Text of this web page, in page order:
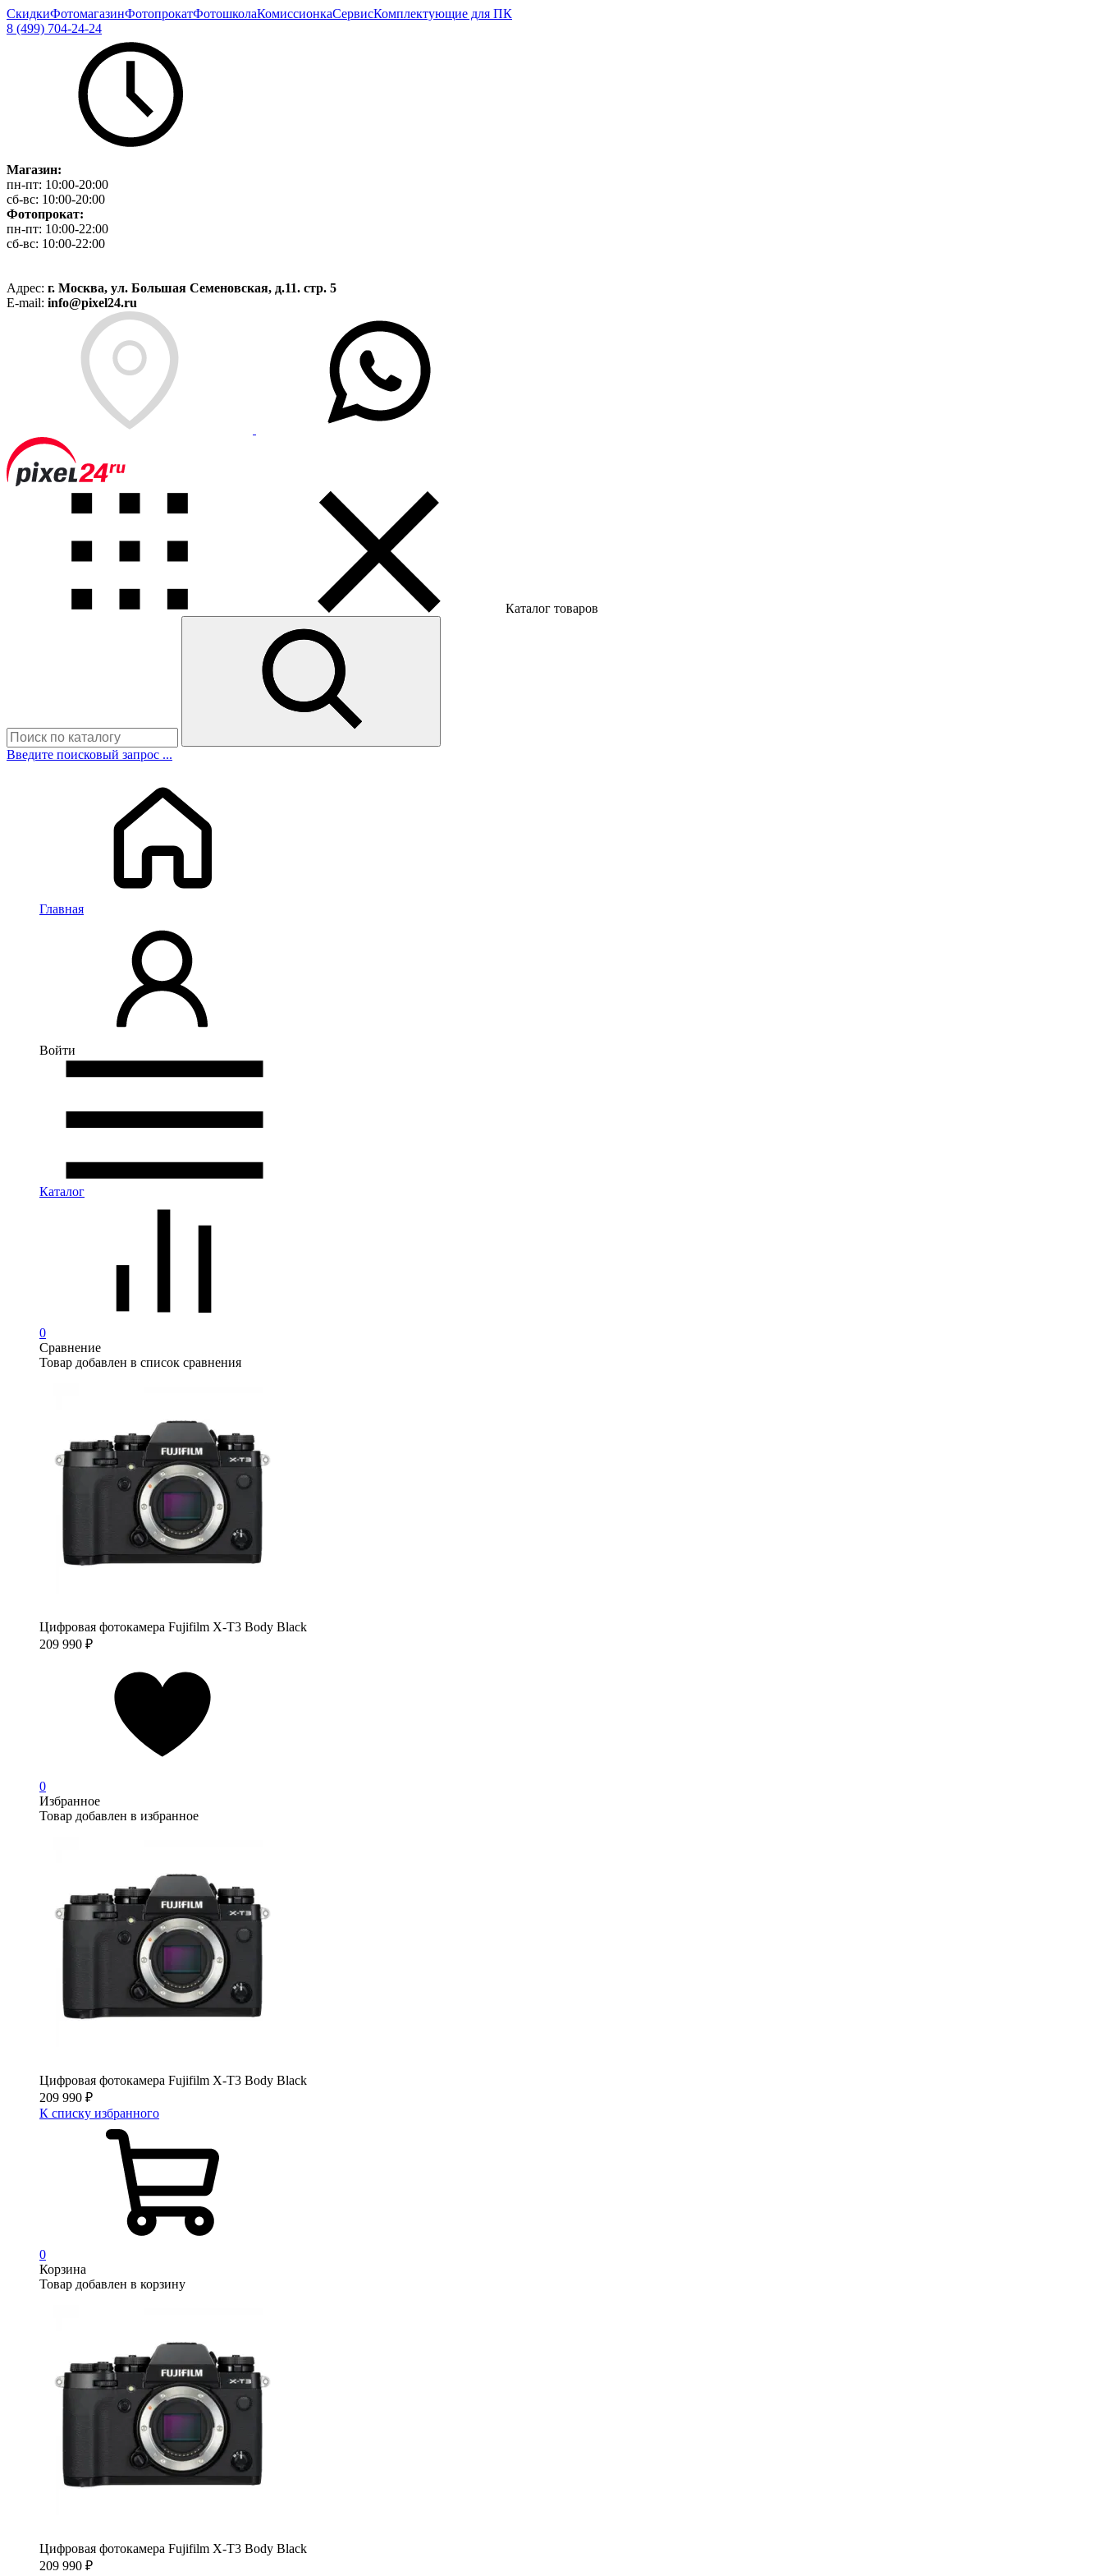
СкидкиФотомагазинФотопрокатФотошколаКомиссионкаСервисКомплектующие для ПК
8 (499) 704-24-24
Магазин:
пн-пт: 10:00-20:00
сб-вс: 10:00-20:00
Фотопрокат:
пн-пт: 10:00-22:00
сб-вс: 10:00-22:00
Адрес: г. Москва, ул. Большая Семеновская, д.11. стр. 5
E-mail: info@pixel24.ru
Каталог товаров
Введите поисковый запрос ...
Главная
Войти
Каталог
0
Сравнение
Товар добавлен в список сравнения
Цифровая фотокамера Fujifilm X-T3 Body Black
209 990 ₽
0
Избранное
Товар добавлен в избранное
Цифровая фотокамера Fujifilm X-T3 Body Black
209 990 ₽
К списку избранного
0
Корзина
Товар добавлен в корзину
Цифровая фотокамера Fujifilm X-T3 Body Black
209 990 ₽